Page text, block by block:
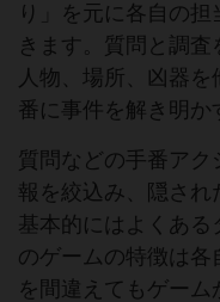
り」を元に各自の
きます。質問と調
人物、場所、凶器
番に事件を解き明か
質問などの手番アク
報を絞込み、隠され
基本的にはよくある
のゲームの特徴は各
を間違えてもゲーム